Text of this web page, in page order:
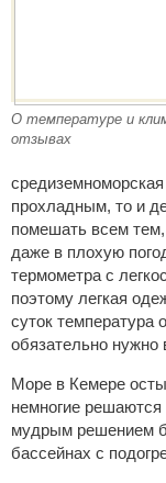
О температуре и
отзывах
прохладным, то и
помешать всем
даже в плохую
термометра с
поэтому легкая
суток температура
обязательно нужно
Море в Кемере
немногие решаются
мудрым решением
бассейнах с